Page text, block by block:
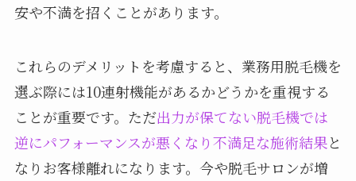
安や不満を招くことがあります。
これらのデメリットを考慮すると、業務用脱毛機を
選ぶ際には10連射機能があるかどうかを重視する
ことが重要です。ただ出力が保てない脱毛機では
逆にパフォーマンスが悪くなり不満足な施術結果と
なりお客様離れになります。今や脱毛サロンが増